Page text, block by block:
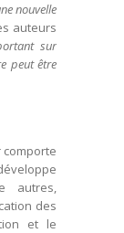
nouvelle
auteurs
sur
peut être
autres,
des
et le